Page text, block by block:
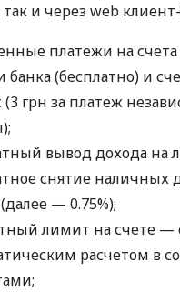
и через web
платежи на счета
банка (бесплатно) и
(3 грн за платеж
вывод дохода на
снятие наличных
— 0.75%);
лимит на счете —
расчетом в